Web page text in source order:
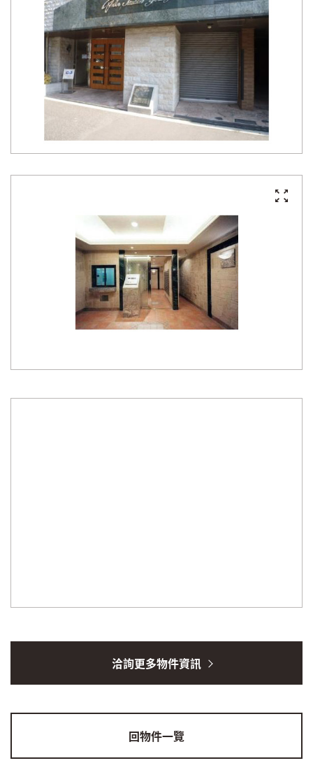
洽詢更多物件資訊
回物件一覽